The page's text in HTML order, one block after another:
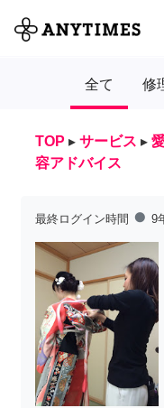
全て 修
TOP ▸ サービス ▸
容アドバイス
最終ログイン時間 fiber_manual_record 9